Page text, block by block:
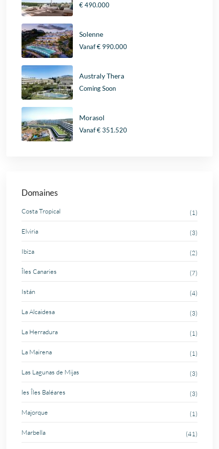
€ 490.000
Solenne
Vanaf€ 990.000
Australy Thera
Coming Soon
Morasol
Vanaf€ 351.520
Domaines
Costa Tropical (1)
Elviria (3)
Ibiza (2)
Îles Canaries (7)
Istán (4)
La Alcaidesa (3)
La Herradura (1)
La Mairena (1)
Las Lagunas de Mijas (3)
les Îles Baléares (3)
Majorque (1)
Marbella (41)